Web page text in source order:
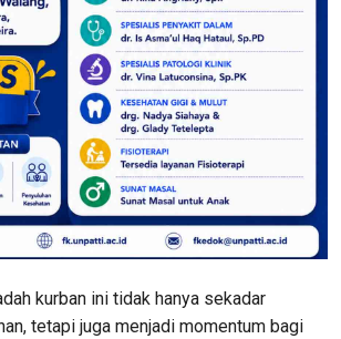
kurban ini tidak hanya sekadar
tetapi juga menjadi momentum bagi